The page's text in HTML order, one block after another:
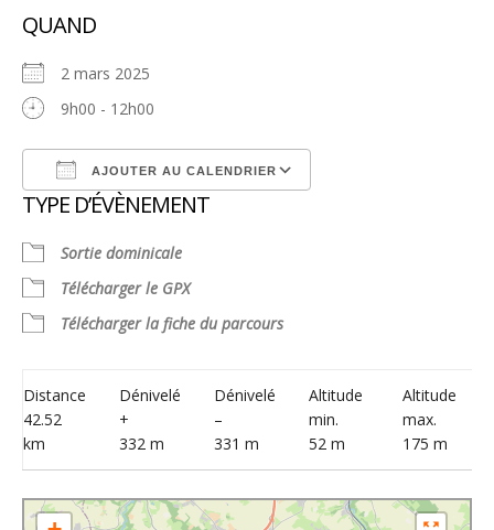
QUAND
2 mars 2025
9h00 - 12h00
AJOUTER AU CALENDRIER
Télécharger ICS
TYPE D’ÉVÈNEMENT
Sortie dominicale
Télécharger le GPX
Télécharger la fiche du parcours
Distance
42.52
km
Dénivelé
+
332 m
Dénivelé
–
331 m
Altitude
min.
52 m
Altitude
max.
175 m